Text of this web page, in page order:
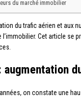
du marché immobilier
du trafic aérien et aux
l’immobilier. Cet article se
augmentation
on constate une